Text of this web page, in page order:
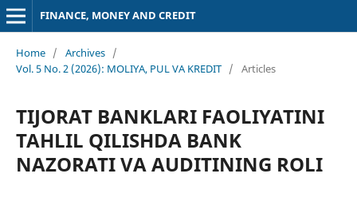
FINANCE, MONEY AND CREDIT
Home / Archives /
Vol. 5 No. 2 (2026): MOLIYA, PUL VA KREDIT / Articles
TIJORAT BANKLARI FAOLIYATINI
TAHLIL QILISHDA BANK
NAZORATI VA AUDITINING ROLI